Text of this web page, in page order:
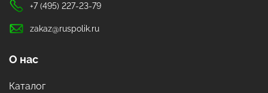
+7 (495) 227-23-79
zakaz@ruspolik.ru
О нас
Каталог